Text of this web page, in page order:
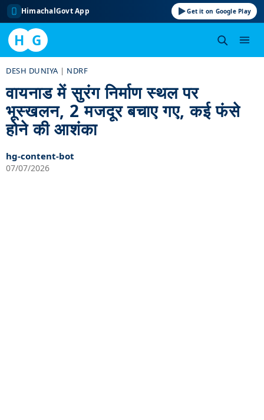
HimachalGovt App Get it on Google Play
H G
content
DESH DUNIYA | NDRF
वायनाड में सुरंग निर्माण स्थल पर
भूस्खलन, 2 मजदूर बचाए गए, कई फंसे
होने की आशंका
hg-content-bot
07/07/2026